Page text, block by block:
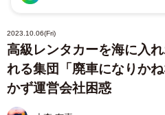
2023.10.06(Fri)
高級レンタカーを海に入
れる集団「廃車になりか
かず運営会社困惑